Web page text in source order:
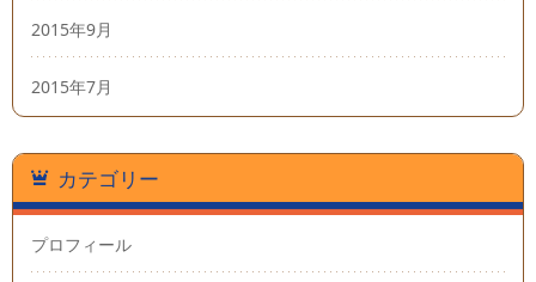
2015年9月
2015年7月
カテゴリー
プロフィール